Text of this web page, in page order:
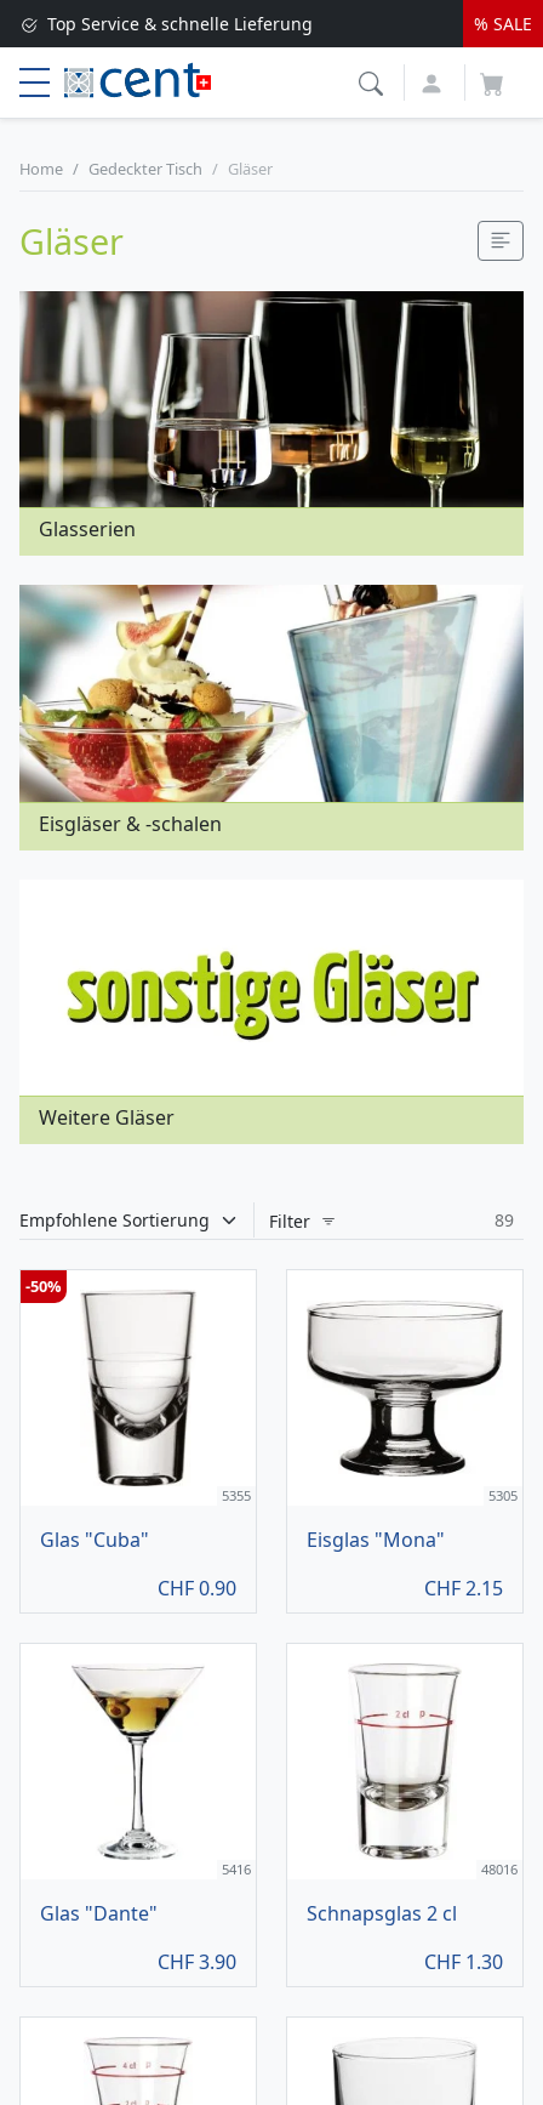
Top Service & schnelle Lieferung
Service & Bestellung: +41 41 552 0 554
% SALE
Home Gedeckter Tisch Gläser
Gläser
Glasserien
Eisgläser & -schalen
Weitere Gläser
Filter 89
5355
Glas "Cuba"
CHF0.90
-50%
5305
Eisglas "Mona"
CHF2.15
5416
Glas "Dante"
CHF3.90
48016
Schnapsglas 2 cl
CHF 1.30